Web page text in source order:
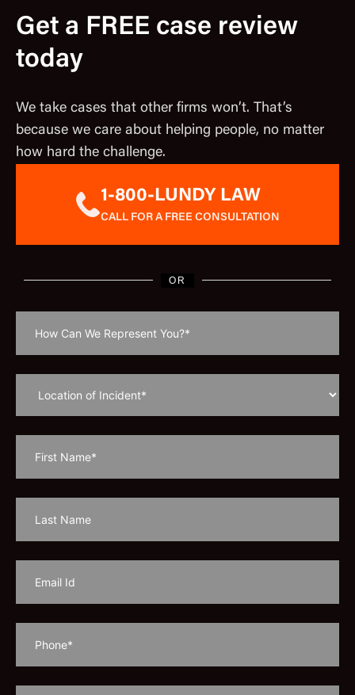
Get a FREE case review
today
We take cases that other firms won’t. That’s
because we care about helping people, no matter
how hard the challenge.
1-800-LUNDY LAW
CALL FOR A FREE CONSULTATION
OR